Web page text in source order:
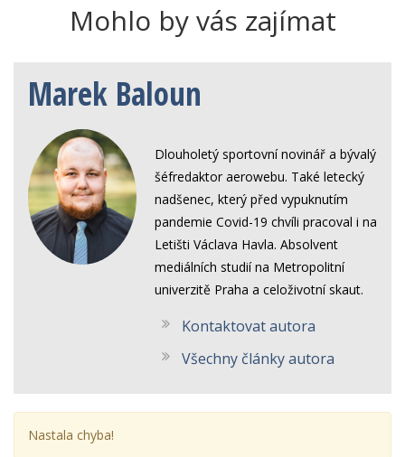
Mohlo by vás zajímat
Marek Baloun
Dlouholetý sportovní novinář a bývalý
šéfredaktor aerowebu. Také letecký
nadšenec, který před vypuknutím
pandemie Covid-19 chvíli pracoval i na
Letišti Václava Havla. Absolvent
mediálních studií na Metropolitní
univerzitě Praha a celoživotní skaut.
Kontaktovat autora
Všechny články autora
Nastala chyba!